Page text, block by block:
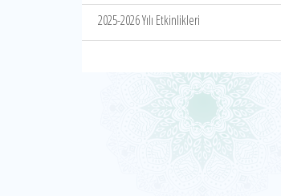
2025-2026 Yılı Etkinlikleri